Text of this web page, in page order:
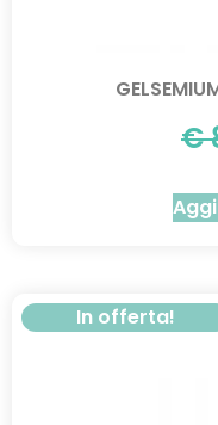
€
In offerta!